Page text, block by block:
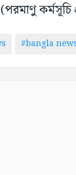
কর্মসূচি
#bangla